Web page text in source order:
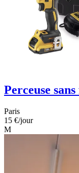
Perceuse
Paris
15 €/jour
M